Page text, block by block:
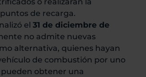
de recarga.
el 31 de diciembre de
no admite nuevas
alternativa, quienes hayan
de combustión por uno
pueden obtener una